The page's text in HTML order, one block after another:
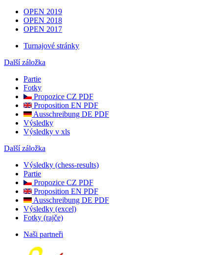
OPEN 2019
OPEN 2018
OPEN 2017
Turnajové stránky
Další záložka
Partie
Fotky
Propozice CZ PDF
Proposition EN PDF
Ausschreibung DE PDF
Výsledky
Výsledky v xls
Další záložka
Výsledky (chess-results)
Partie
Propozice CZ PDF
Proposition EN PDF
Ausschreibung DE PDF
Výsledky (excel)
Fotky (rajče)
Naši partneři